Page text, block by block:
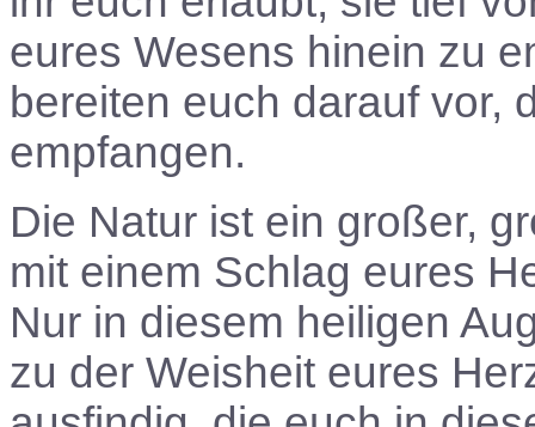
eures Wesens hinein zu
bereiten euch darauf vor,
empfangen.
Die Natur ist ein großer,
mit einem Schlag eures
Nur in diesem heiligen
zu der Weisheit eures